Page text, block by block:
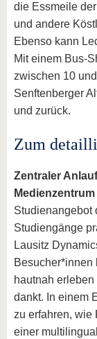
die Essmeile
und andere
Ebenso kann
Mit einem Bus-
zwischen 10
Senftenberger
und zurück.
Zum
Zentraler
Medienzentrum
Studienangebot
Studiengänge
Lausitz
Besucher*innen
hautnah
dankt. In einem
zu erfahren, wie
einer